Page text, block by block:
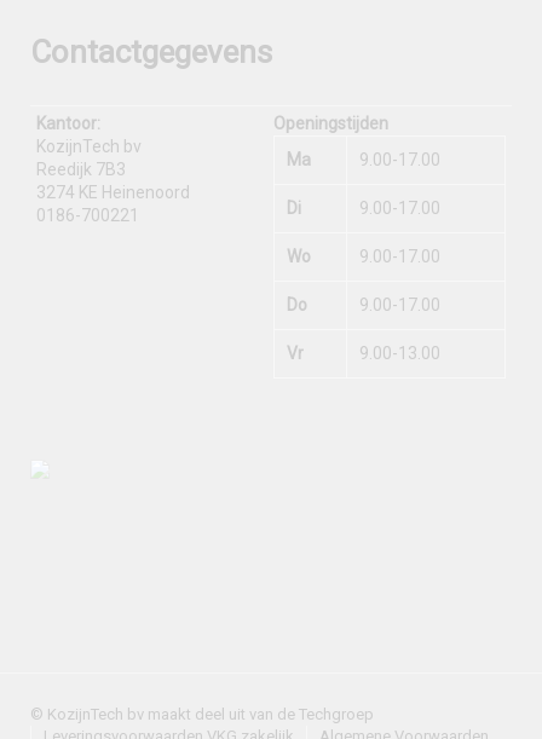
Contactgegevens
Kantoor:
KozijnTech bv
Reedijk 7B3
3274 KE Heinenoord
0186-700221
Openingstijden
Ma
9.00-17.00
Di 9.00-17.00
Wo 9.00-17.00
Do 9.00-17.00
Vr 9.00-13.00
© KozijnTech bv maakt deel uit van de Techgroep